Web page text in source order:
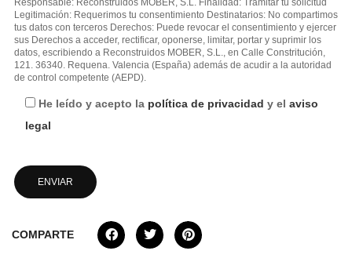
Legitimación: Requerimos tu consentimiento Destinatarios: No compartimos
tus datos con terceros Derechos: Puede revocar el consentimiento y ejercer
sus Derechos a acceder, rectificar, oponerse, limitar, portar y suprimir los
datos, escribiendo a Reconstruidos MOBER, S.L., en Calle Constritución,
121. 36340. Requena. Valencia (España) además de acudir a la autoridad
de control competente (AEPD).
He leído y acepto la política de privacidad y el aviso
legal
COMPARTE